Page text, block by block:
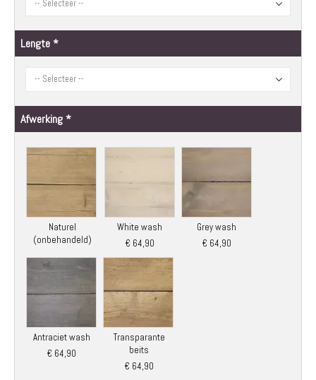
Lengte
Afwerking
Naturel
(onbehandeld)
White wash
€ 64,90
Grey wash
€ 64,90
Antraciet wash
€ 64,90
Transparante
beits
€ 64,90